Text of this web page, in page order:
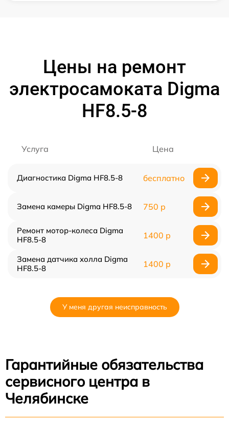
Цены на ремонт
электросамоката Digma
HF8.5-8
Услуга Цена
Диагностика Digma HF8.5-8 бесплатно
Замена камеры Digma HF8.5-8 750 р
Ремонт мотор-колеса Digma
HF8.5-8
1400 р
Замена датчика холла Digma
HF8.5-8
1400 р
У меня другая неисправность
Гарантийные обязательства
сервисного центра в
Челябинске